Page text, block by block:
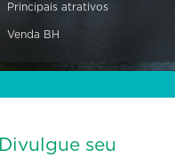
Principais atrativos
Venda BH
Divulgue seu